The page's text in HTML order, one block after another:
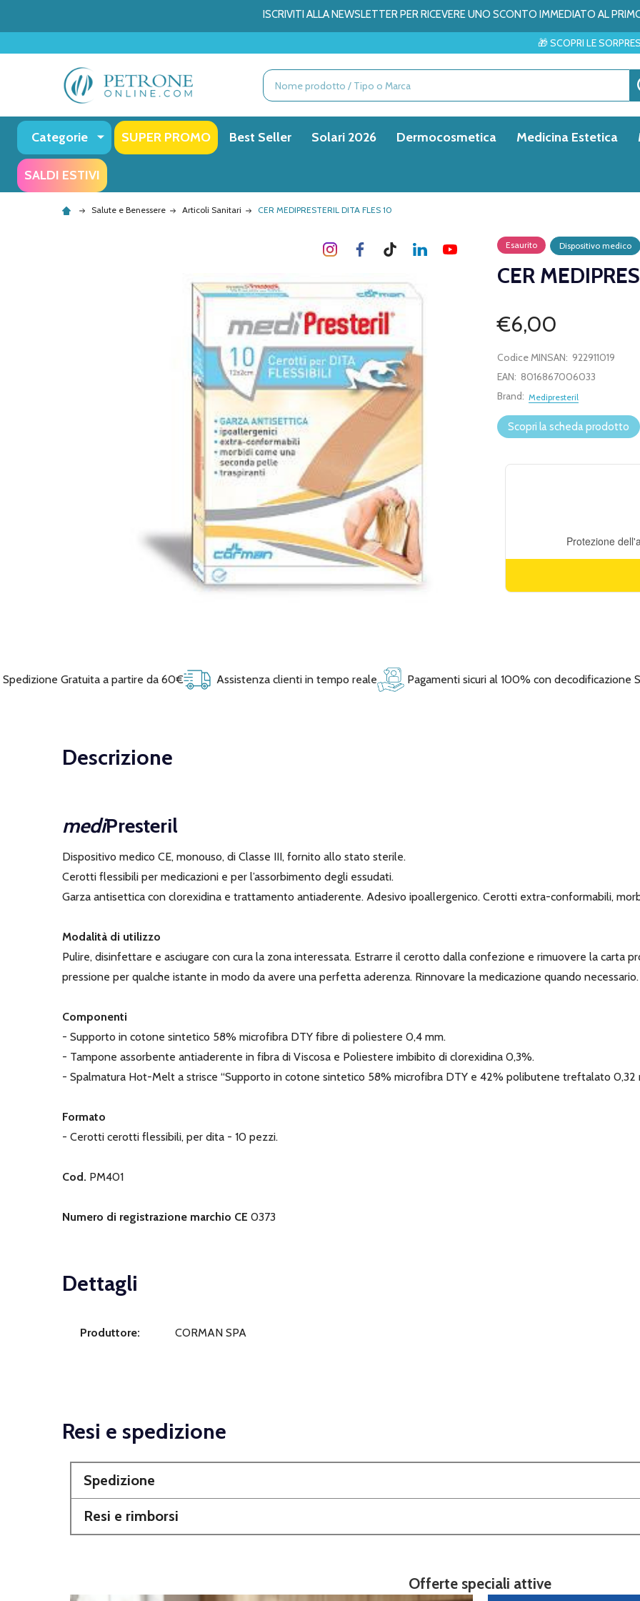
ISCRIVITI ALLA NEWSLETTER PER RICEVERE UNO SCONTO IMMEDIATO AL
🎁 SCOPRI LE SORPRESE DEL MESE → ✨
Ricerca
Categorie SUPER PROMO Best Seller Solari 2026 Dermocosmetica Medicina Estetica
SALDI ESTIVI
Salute e Benessere Articoli Sanitari CER MEDIPRESTERIL DITA FLES 10
Esaurito Dispositivo medico
CER
€6,00
Codice MINSAN: 922911019
EAN: 8016867006033
Brand: Medipresteril
Scopri la scheda prodotto
Spedizione Gratuita a partire da 60€ Assistenza clienti in tempo reale Pagamenti sicuri al 100% con decodificazione
Descrizione
mediPresteril
Dispositivo medico CE, monouso, di Classe III, fornito allo stato sterile.
Cerotti flessibili per medicazioni e per l’assorbimento degli essudati.
Garza antisettica con clorexidina e trattamento antiaderente. Adesivo ipoallergenico. Cerotti extra-conformabili,
Modalità di utilizzo
Pulire, disinfettare e asciugare con cura la zona interessata. Estrarre il cerotto dalla confezione e rimuovere la carta
pressione per qualche istante in modo da avere una perfetta aderenza. Rinnovare la medicazione quando necessario.
Componenti
- Supporto in cotone sintetico 58% microfibra DTY fibre di poliestere 0,4 mm.
- Tampone assorbente antiaderente in fibra di Viscosa e Poliestere imbibito di clorexidina 0,3%.
- Spalmatura Hot-Melt a strisce “Supporto in cotone sintetico 58% microfibra DTY e 42% polibutene treftalato 0,32
Formato
- Cerotti cerotti flessibili, per dita - 10 pezzi.
Cod. PM401
Numero di registrazione marchio CE 0373
Dettagli
Produttore: CORMAN SPA
Resi e spedizione
Spedizione
Resi e rimborsi
Offerte speciali attive